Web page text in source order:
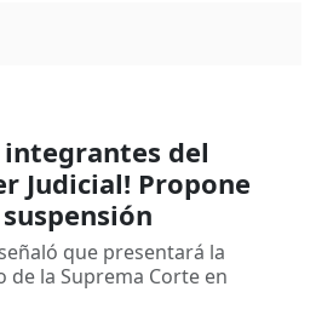
integrantes del
Judicial! Propone
que presentará la
de la Suprema Corte en